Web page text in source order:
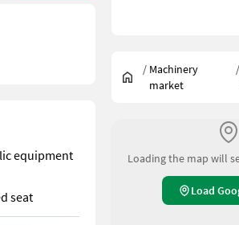
equipment
seat
/ Machinery
market
/
Loading the map will
Load